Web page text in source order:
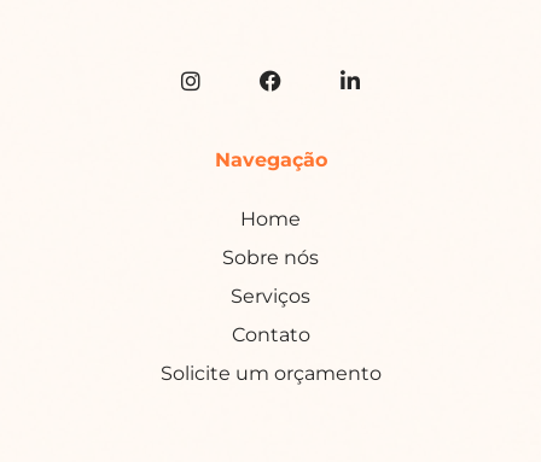
Navegação
Home
Sobre nós
Serviços
Contato
Solicite um orçamento